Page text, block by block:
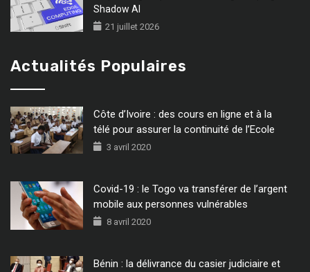
Shadow AI
21 juillet 2026
Actualités Populaires
Côte d’Ivoire : des cours en ligne et à la
télé pour assurer la continuité de l’Ecole
3 avril 2020
Covid-19 : le Togo va transférer de l’argent
mobile aux personnes vulnérables
8 avril 2020
Bénin : la délivrance du casier judiciaire et